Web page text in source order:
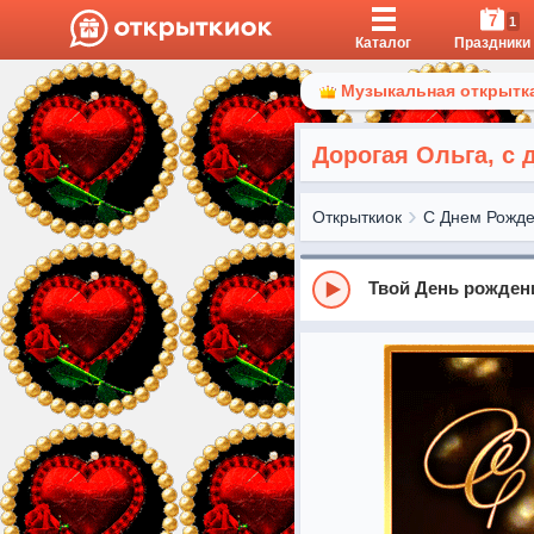
Каталог
7 1
Праздники
Музыкальная
Дорогая Ольга, с
Открыткиок С Днем
Твой День